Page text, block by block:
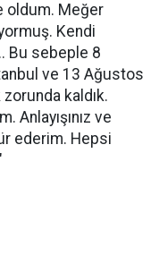
oldum. Meğer
Kendi
Bu sebeple 8
ve 13 Ağustos
kaldık.
Anlayışınız ve
ederim. Hepsi